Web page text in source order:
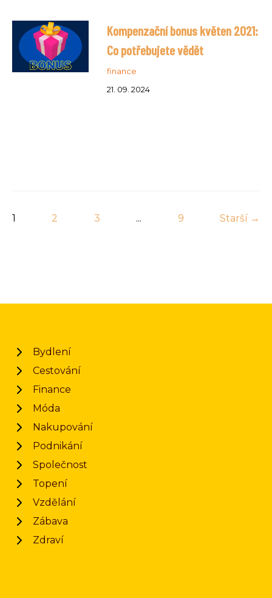
Kompenzační bonus květen 2021:
Co potřebujete vědět
finance
21. 09. 2024
1 2 3 ... 9 Starší →
Bydlení
Cestování
Finance
Móda
Nakupování
Podnikání
Společnost
Topení
Vzdělání
Zábava
Zdraví